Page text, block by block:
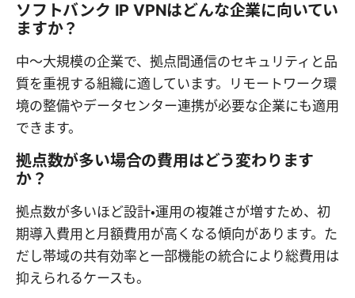
ソフトバンク IP VPNはどんな企業に向いてい
ますか？
中～大規模の企業で、拠点間通信のセキュリティと品
質を重視する組織に適しています。リモートワーク環
境の整備やデータセンター連携が必要な企業にも適用
できます。
拠点数が多い場合の費用はどう変わります
か？
拠点数が多いほど設計・運用の複雑さが増すため、初
期導入費用と月額費用が高くなる傾向があります。た
だし帯域の共有効率と一部機能の統合により総費用は
抑えられるケースも。